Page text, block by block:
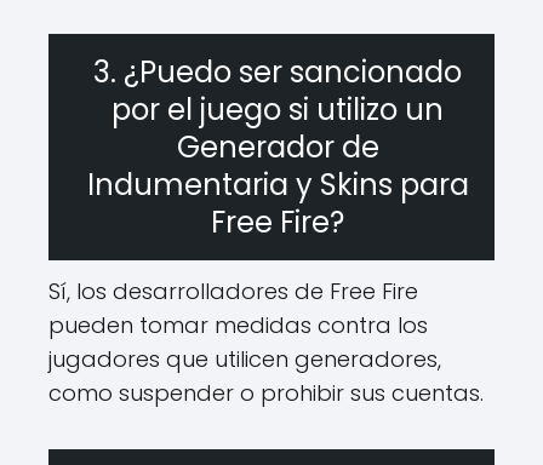
3. ¿Puedo ser sancionado
por el juego si utilizo un
Generador de
Indumentaria y Skins para
Free Fire?
Sí, los desarrolladores de Free Fire
pueden tomar medidas contra los
jugadores que utilicen generadores,
como suspender o prohibir sus cuentas.